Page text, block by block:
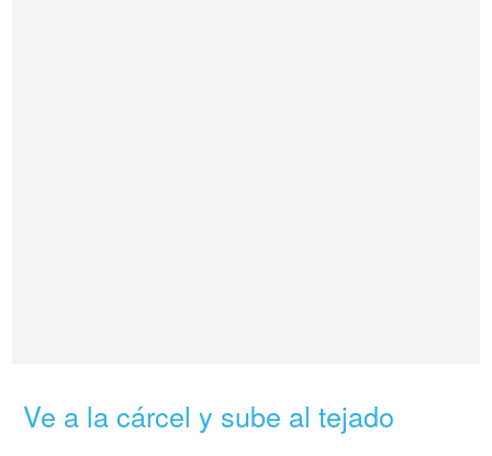
Ve a la cárcel y sube al tejado